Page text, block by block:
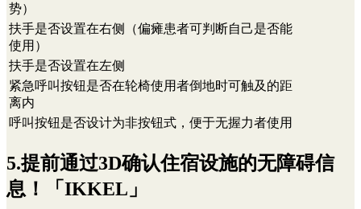
势）
扶手是否设置在右侧（偏瘫患者可判断自己是否能
使用）
扶手是否设置在左侧
紧急呼叫按钮是否在轮椅使用者倒地时可触及的距
离内
呼叫按钮是否设计为非按钮式，便于无握力者使用
5.提前通过3D确认住宿设施的无障碍信
息！「IKKEL」